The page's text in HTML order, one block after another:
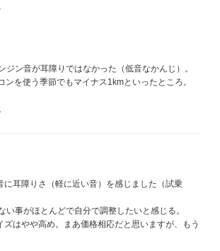
ン音が耳障りではなかった（低音なかんじ）。
を使う季節でもマイナス1kmといったところ。
耳障りさ（軽に近い音）を感じました（試乗
事がほとんどで自分で調整したいと感じる。
はやや高め。まあ価格相応だと思いますが、もう